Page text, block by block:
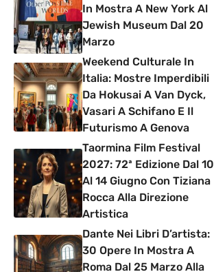
In Mostra A New York Al
Jewish Museum Dal 20
Marzo
Weekend Culturale In
Italia: Mostre Imperdibili
Da Hokusai A Van Dyck,
Vasari A Schifano E Il
Futurismo A Genova
Taormina Film Festival
2027: 72ª Edizione Dal 10
Al 14 Giugno Con Tiziana
Rocca Alla Direzione
Artistica
Dante Nei Libri D’artista:
30 Opere In Mostra A
Roma Dal 25 Marzo Alla